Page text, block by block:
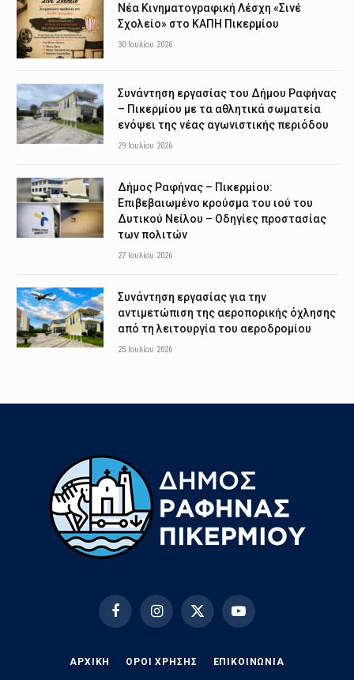
Νέα Κινηματογραφική Λέσχη «Σινέ
Σχολείο» στο ΚΑΠΗ Πικερμίου
30 Ιουλίου 2026
Συνάντηση εργασίας του Δήμου Ραφήνας
– Πικερμίου με τα αθλητικά σωματεία
ενόψει της νέας αγωνιστικής περιόδου
29 Ιουλίου 2026
Δήμος Ραφήνας – Πικερμίου:
Επιβεβαιωμένο κρούσμα του ιού του
Δυτικού Νείλου – Οδηγίες προστασίας
των πολιτών
27 Ιουλίου 2026
Συνάντηση εργασίας για την
αντιμετώπιση της αεροπορικής όχλησης
από τη λειτουργία του αεροδρομίου
25 Ιουλίου 2026
FacebookInstagramX
YouTube
ΑΡΧΙΚΗ ΟΡΟΙ ΧΡΗΣΗΣ EΠΙΚΟΙΝΩΝΊΑ